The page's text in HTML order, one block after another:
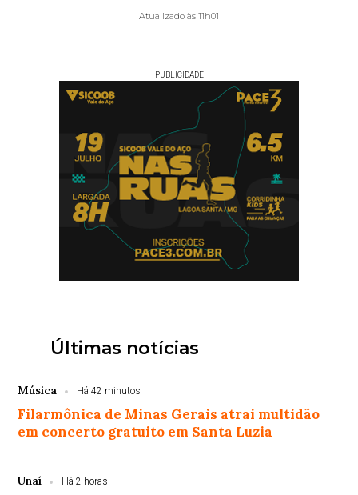
Atualizado às 11h01
PUBLICIDADE
Últimas notícias
Música Há 42 minutos
Filarmônica de Minas Gerais atrai multidão
em concerto gratuito em Santa Luzia
Unaí Há 2 horas